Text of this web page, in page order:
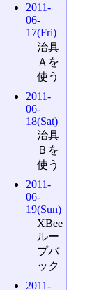
2011-
06-
17(Fri)
治具
Ａを
使う
2011-
06-
18(Sat)
治具
Ｂを
使う
2011-
06-
19(Sun)
XBee
ルー
プバ
ック
2011-